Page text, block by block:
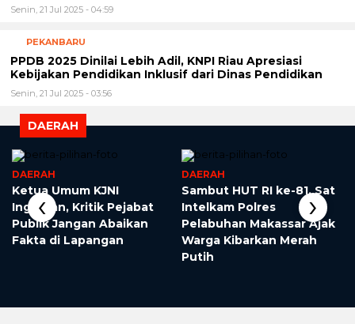
Senin, 21 Jul 2025 - 04:59
PEKANBARU
PPDB 2025 Dinilai Lebih Adil, KNPI Riau Apresiasi
Kebijakan Pendidikan Inklusif dari Dinas Pendidikan
Senin, 21 Jul 2025 - 03:56
DAERAH
DAERAH
Ketua Umum KJNI
Ingatkan, Kritik Pejabat
Publik Jangan Abaikan
Fakta di Lapangan
DAERAH
Sambut HUT RI ke-81, Sat
Intelkam Polres
Pelabuhan Makassar Ajak
Warga Kibarkan Merah
Putih
‹ ›